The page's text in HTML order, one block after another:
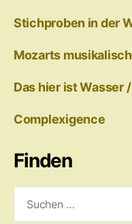
Stichproben in der
Mozarts
Das hier ist Wasser
Complexigence
Finden
nach: